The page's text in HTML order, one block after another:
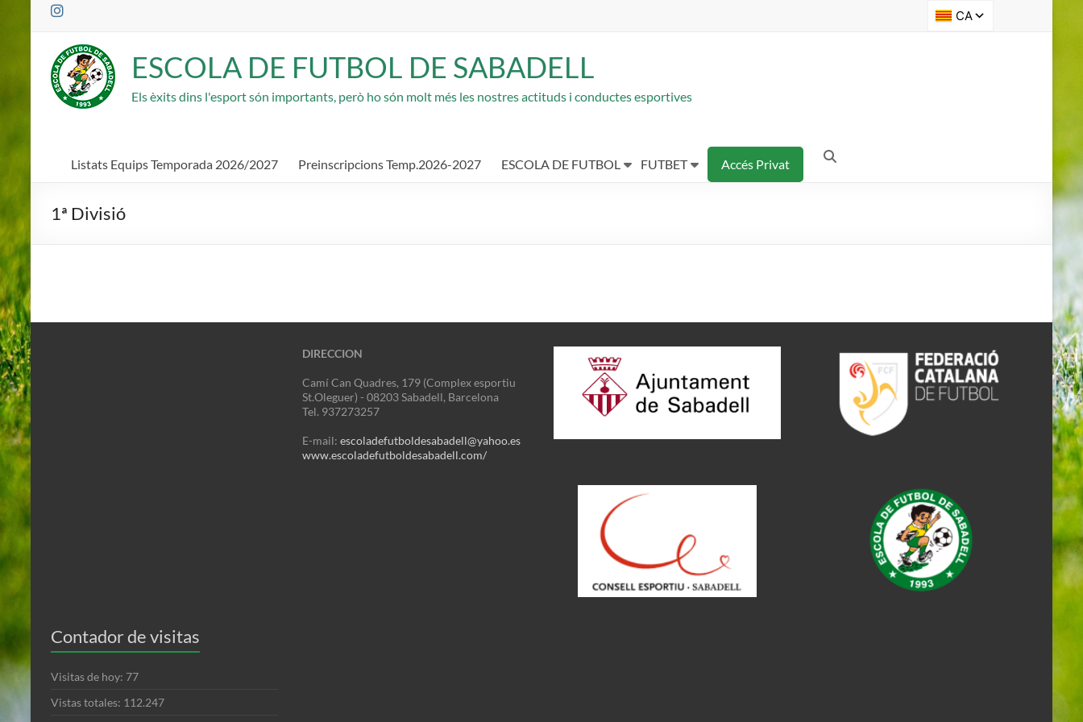
Saltar
ESCOLA DE FUTBOL DE SABADELL
Els èxits dins l'esport són importants, però ho són molt més les nostres actituds i conductes esportives
Listats Equips Temporada 2026/2027 Preinscripcions Temp.2026-2027 ESCOLA DE FUTBOL FUTBET Accés Privat
1ª Divisió
Contador de visitas
Visitas de hoy: 77
Vistas totales: 112.247
DIRECCION
Camí Can Quadres, 179 (Complex esportiu
St.Oleguer) - 08203 Sabadell, Barcelona
Tel. 937273257
E-mail: escoladefutboldesabadell@yahoo.es
www.escoladefutboldesabadell.com/